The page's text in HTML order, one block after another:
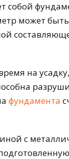
собой
может
на
фундамента
с